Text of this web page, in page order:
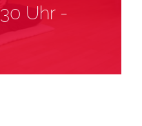
Uhr-